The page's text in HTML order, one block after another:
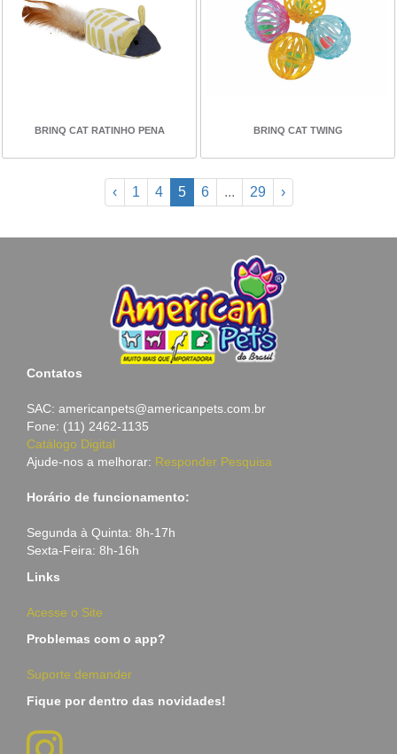
BRINQ CAT RATINHO PENA BRINQ CAT TWING
‹ 1 4 5 6 ... 29 ›
Contatos
SAC: americanpets@americanpets.com.br
Fone: (11) 2462-1135
Catálogo Digital
Ajude-nos a melhorar: Responder Pesquisa
Horário de funcionamento:
Segunda à Quinta: 8h-17h
Sexta-Feira: 8h-16h
Links
Acesse o Site
Problemas com o app?
Suporte demander
Fique por dentro das novidades!